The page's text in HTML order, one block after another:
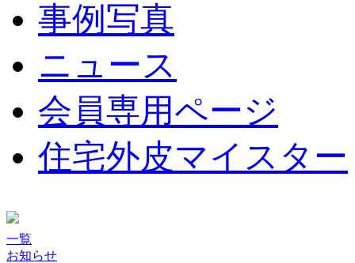
事例写真
ニュース
会員専用ページ
住宅外皮マイスター
一覧
お知らせ